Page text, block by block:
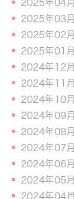
2025年04月
2025年03月
2025年02月
2025年01月
2024年12月
2024年11月
2024年10月
2024年09月
2024年08月
2024年07月
2024年06月
2024年05月
2024年04月